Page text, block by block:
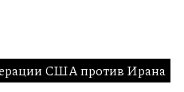
США против Ирана